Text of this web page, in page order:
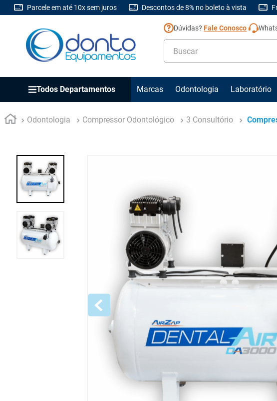
Parcele em até 10x sem juros Descontos de 8% no boleto à vista
Dúvidas? Fale Conosco
Buscar
Todos Departamentos Marcas Odontologia Laboratório
Odontologia Compressor Odontológico 3 Consultório